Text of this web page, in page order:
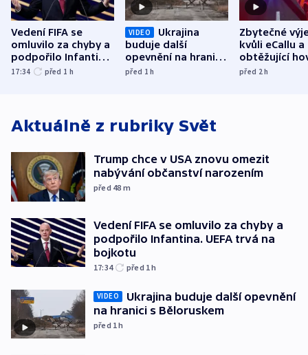
Vedení FIFA se
omluvilo za chyby a
podpořilo Infantina.
UEFA trvá na
17:34 před 1 h
VIDEO
Ukrajina
buduje další
opevnění na hranici
s Běloruskem
před 1h
Zbytečné
kvůli eCallu a
obtěžující
zdržují
před 2h
Aktuálně z rubriky Svět
Trump chce v USA znovu omezit
nabývání občanství narozením
před 48 m
Vedení FIFA se omluvilo za chyby a
podpořilo Infantina. UEFA trvá na
bojkotu
17:34 před 1h
VIDEO
Ukrajina buduje další opevnění
na hranici s Běloruskem
před 1h